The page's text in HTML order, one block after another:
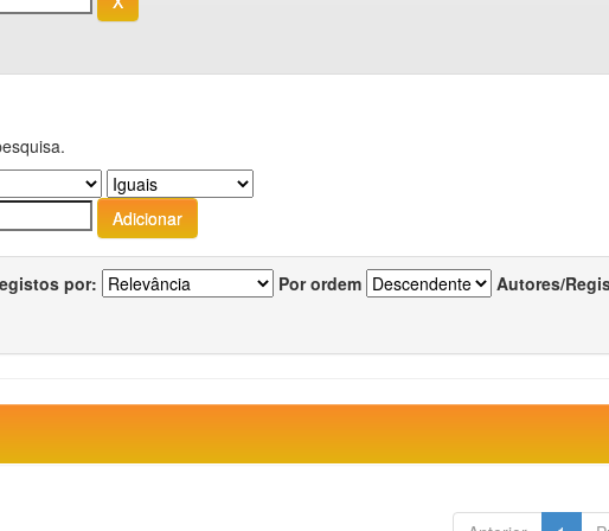
por: Por ordem Autores/